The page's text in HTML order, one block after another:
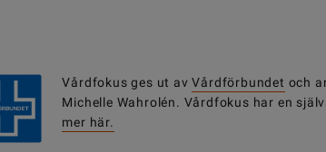
Vårdfokus ges ut avVårdförbundet och
Michelle Wahrolén. Vårdfokus har en
mer här.